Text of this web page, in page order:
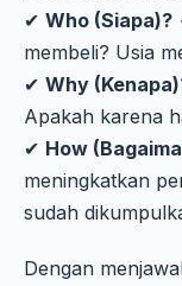
✔ Who (Siapa)?
membeli? Usia
✔ Why
Apakah karena
✔ How
meningkatkan
sudah
Dengan